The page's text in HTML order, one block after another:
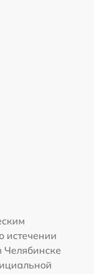
истечении
Челябинске